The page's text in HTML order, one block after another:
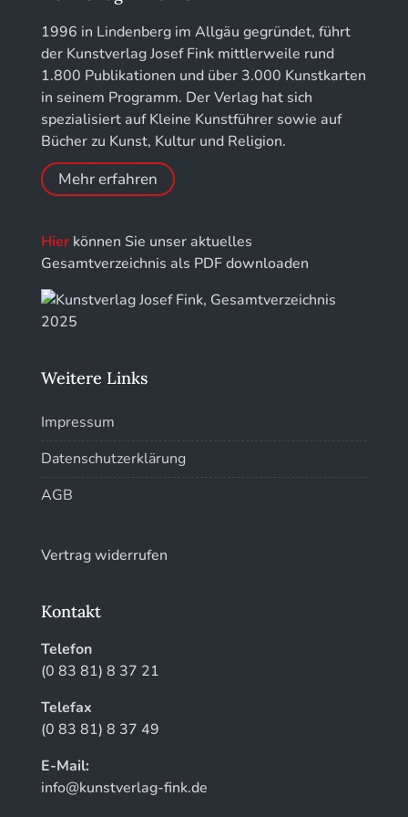
Jahresschriften der DGC Deutsche Gesellschaft
für Chronometrie
Jahrbuch der Stiftung Thüringer Schlösser und
Gärten
1996 in Lindenberg im Allgäu gegründet, führt
der Kunstverlag Josef Fink mittlerweile rund
1.800 Publikationen und über 3.000 Kunstkarten
in seinem Programm. Der Verlag hat sich
spezialisiert auf Kleine Kunstführer sowie auf
Bücher zu Kunst, Kultur und Religion.
Mehr erfahren
Hierkönnen Sie unser aktuelles
Gesamtverzeichnis als PDF downloaden
Weitere Links
Impressum
Datenschutzerklärung
AGB
Vertrag widerrufen
Kontakt
Telefon
(0 83 81) 8 37 21
Telefax
(0 83 81) 8 37 49
E-Mail:
info@kunstverlag-fink.de